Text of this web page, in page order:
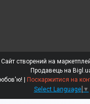
Сайт створений на
Продавець на
Поскаржитися на
Select Language ▼